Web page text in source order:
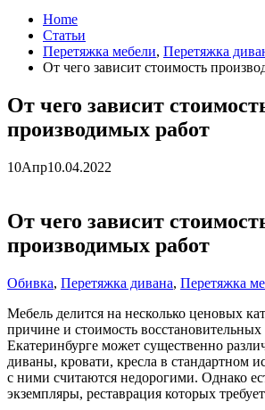
Home
Статьи
Перетяжка мебели, Перетяжка
От чего зависит стоимость
От чего зависит
производимых работ
10Апр10.04.2022
От чего зависит
производимых работ
Обивка, Перетяжка дивана, Перетяжка
Мебель делится на несколько ценовых
причине и стоимость
Екатеринбурге может существенно
диваны, кровати, кресла в стандартном
с ними считаются недорогими. Однако
экземпляры, реставрация которых